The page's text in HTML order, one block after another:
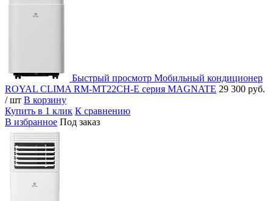
Быстрый просмотр Мобильный кондиционер
ROYAL CLIMA RM-MT22CH-E серия MAGNATE 29 300 руб.
/ шт В корзину
Купить в 1 клик К сравнению
В избранное Под заказ